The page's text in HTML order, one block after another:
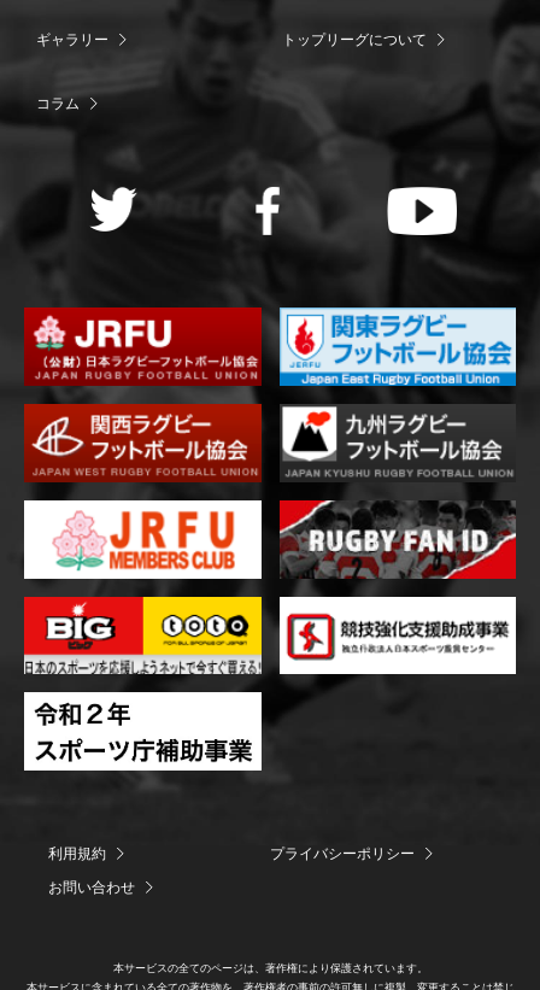
ギャラリー トップリーグについて
コラム
利用規約
プライバシーポリシー
お問い合わせ
本サービスの全てのページは、著作権により保護されています。